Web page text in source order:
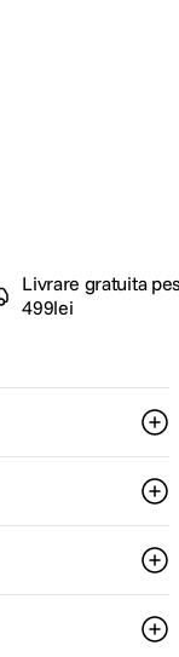
Livrare gratuita
499lei